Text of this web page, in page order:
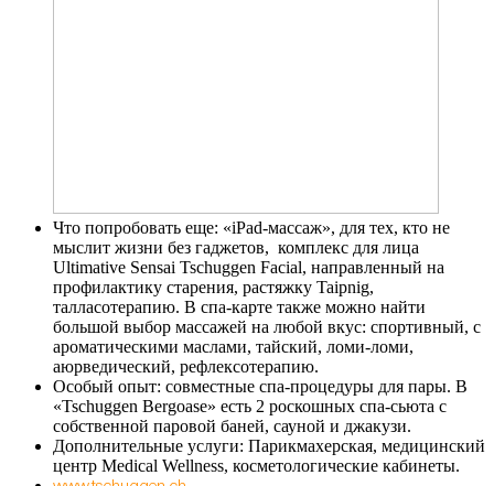
Что попробовать еще: «iPad-массаж», для тех, кто не
мыслит жизни без гаджетов, комплекс для лица
Ultimative Sensai Tschuggen Facial, направленный на
профилактику старения, растяжку Taipnig,
талласотерапию. В спа-карте также можно найти
большой выбор массажей на любой вкус: спортивный, с
ароматическими маслами, тайский, ломи-ломи,
аюрведический, рефлексотерапию.
Особый опыт: совместные спа-процедуры для пары. В
«Tschuggen Bergoase» есть 2 роскошных спа-сьюта с
собственной паровой баней, сауной и джакузи.
Дополнительные услуги: Парикмахерская, медицинский
центр Medical Wellness, косметологические кабинеты.